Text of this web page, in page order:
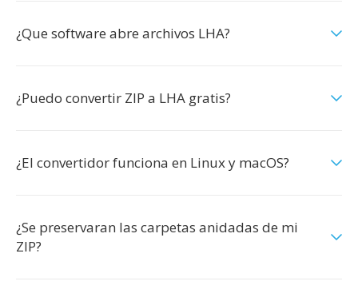
¿Que software abre archivos LHA?
¿Puedo convertir ZIP a LHA gratis?
¿El convertidor funciona en Linux y macOS?
¿Se preservaran las carpetas anidadas de mi
ZIP?